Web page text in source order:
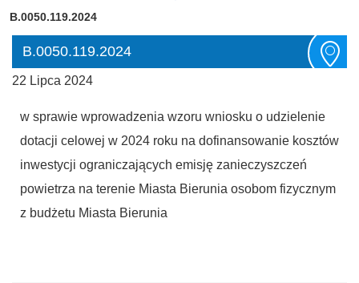
B.0050.119.2024
B.0050.119.2024
22 Lipca 2024
w sprawie wprowadzenia wzoru wniosku o udzielenie
dotacji celowej w 2024 roku na dofinansowanie kosztów
inwestycji ograniczających emisję zanieczyszczeń
powietrza na terenie Miasta Bierunia osobom fizycznym
z budżetu Miasta Bierunia